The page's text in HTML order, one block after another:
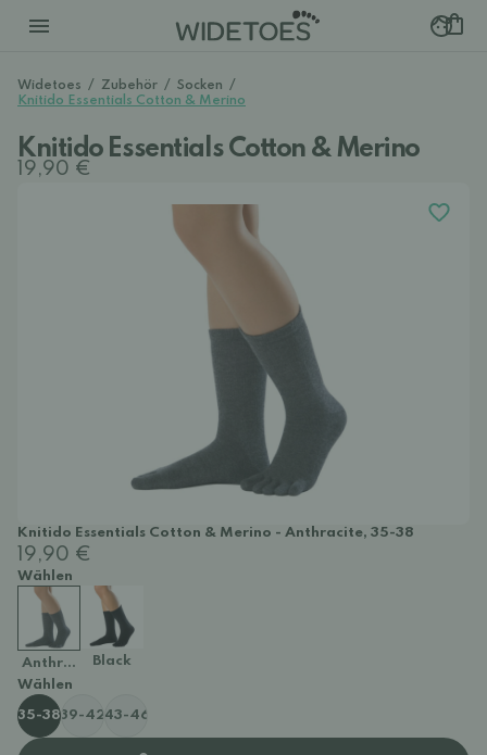
Widetoes / Zubehör / Socken /
Knitido Essentials Cotton & Merino
Knitido Essentials Cotton & Merino
19,90 €
Knitido Essentials Cotton & Merino - Anthracite, 35-38
19,90 €
Wählen
AnthraciteBlack
Wählen
35-3839-4243-46